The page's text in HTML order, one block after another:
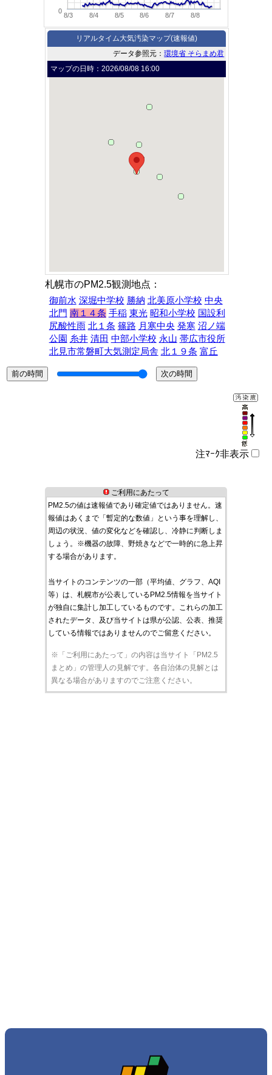
8/3 8/4 8/5 8/6 8/7 8/8
0
リアルタイム大気汚染マップ(速報値)
データ参照元：環境省 そらまめ君
マップの日時：2026/08/08 16:00
札幌市のPM2.5観測地点：
御前水 深堀中学校 勝納 北美原小学校 中央
北門 南１４条 手稲 東光 昭和小学校 国設利
尻酸性雨 北１条 篠路 月寒中央 発寒 沼ノ端
公園 糸井 清田 中部小学校 永山 帯広市役所
北見市常磐町大気測定局舎 北１９条 富丘
注ﾏｰｸ非表示
ご利用にあたって
PM2.5の値は速報値であり確定値ではありません。速
報値はあくまで「暫定的な数値」という事を理解し、
周辺の状況、値の変化などを確認し、冷静に判断しま
しょう。※機器の故障、野焼きなどで一時的に急上昇
する場合があります。
当サイトのコンテンツの一部（平均値、グラフ、AQI
等）は、札幌市が公表しているPM2.5情報を当サイト
が独自に集計し加工しているものです。これらの加工
されたデータ、及び当サイトは県が公認、公表、推奨
している情報ではありませんのでご留意ください。
※「ご利用にあたって」の内容は当サイト「PM2.5
まとめ」の管理人の見解です。各自治体の見解とは
異なる場合がありますのでご注意ください。